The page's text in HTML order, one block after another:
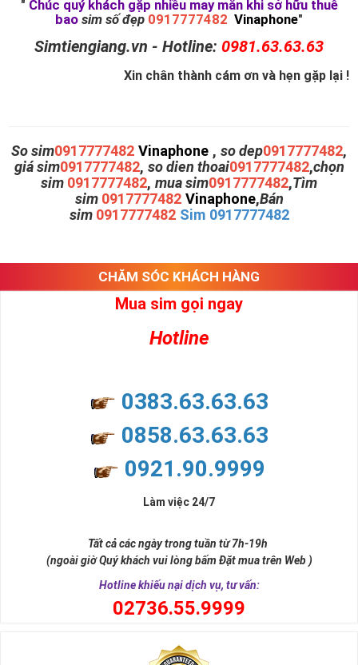
" Chúc quý khách gặp nhiều may mắn khi sở hữu thuê
bao sim số đẹp 0917777482 Vinaphone"
Simtiengiang.vn - Hotline: 0981.63.63.63
Xin chân thành cám ơn và hẹn gặp lại !
So sim0917777482 Vinaphone , so dep0917777482,
giá sim0917777482, so dien thoai0917777482,chọn
sim 0917777482, mua sim0917777482,Tìm
sim 0917777482 Vinaphone,Bán
sim 0917777482 Sim 0917777482
CHĂM SÓC KHÁCH HÀNG
Mua sim gọi ngay
Hotline
0383.63.63.63
0858.63.63.63
0921.90.9999
Làm việc 24/7
Tất cả các ngày trong tuần từ 7h-19h
(ngoài giờ Quý khách vui lòng bấm Đặt mua trên Web )
Hotline khiếu nại dịch vụ, tư vấn:
02736.55.9999